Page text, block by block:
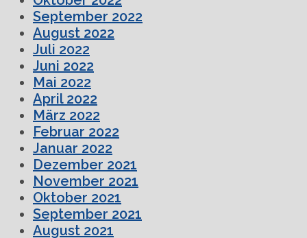
September 2022
August 2022
Juli 2022
Juni 2022
Mai 2022
April 2022
März 2022
Februar 2022
Januar 2022
Dezember 2021
November 2021
Oktober 2021
September 2021
August 2021